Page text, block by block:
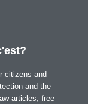
citizens and
and the
articles, free